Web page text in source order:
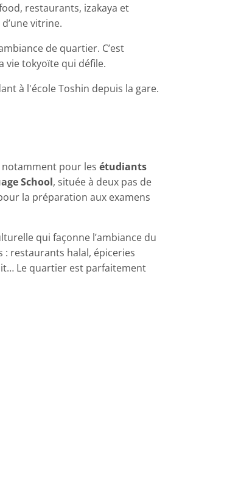
restaurants, izakaya et
vitrine.
de quartier. C’est
vie tokyoïte qui défile.
à l'école Toshin depuis la gare.
notamment pour lesétudiants
School, située à deux pas de
la préparation aux examens
qui façonne l’ambiance du
: restaurants halal, épiceries
Le quartier est parfaitement